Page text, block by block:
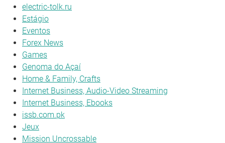
electric-tolk.ru
Estágio
Eventos
Forex News
Games
Genoma do Açaí
Home & Family, Crafts
Internet Business, Audio-Video Streaming
Internet Business, Ebooks
issb.com.pk
Jeux
Mission Uncrossable